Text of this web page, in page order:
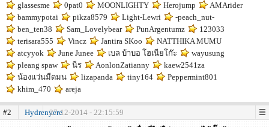
glassesme
0pat0 MOONLIGHTY Herojump
AMArider
bammypotai
pikza8579 Light-Lewri
-peach_nut-
ben_ten38
Sam_Lovelybear PunArgentumz
123033
terisara555
Vincz Jantira SKoo
NATTHIKA MUMU
atcyyok
June Junee เบล บ้าบอ โฮเนียโก๊ะ
wayusung
pleang spaw
นีร AonlonZatianny
kaew2541za
น้องแว่นมืดมน
lizapanda tiny164
Peppermint801
khim_470
areja
#2 Hydrenyere27-12-2014 - 22:15:59